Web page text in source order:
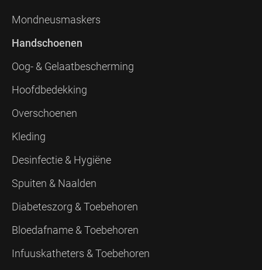
Mondneusmaskers
Handschoenen
Oog- & Gelaatbescherming
Hoofdbedekking
Overschoenen
Kleding
Desinfectie & Hygiëne
Spuiten & Naalden
Diabeteszorg & Toebehoren
Bloedafname & Toebehoren
Infuuskatheters & Toebehoren